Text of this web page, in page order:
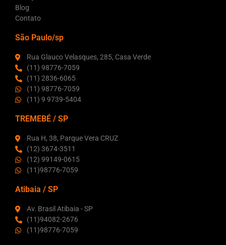
Blog
Contato
São Paulo/sp
Rua Glauco Velasques, 285, Casa Verde
(11) 98776-7059
(11) 2836-6065
(11) 98776-7059
(11) 9 9739-5404
TREMEBÉ / SP
Rua H, 38, Parque Vera CRUZ
(12) 3674-3511
(12) 99149-0615
(11)98776-7059
Atibaia / SP
Av. Brasil Atibaia - SP
(11)94082-2676
(11)98776-7059